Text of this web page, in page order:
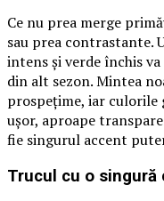
Ce nu prea merge
sau prea contrastante.
intens și verde închis
din alt sezon. Mintea
prospețime, iar culorile
ușor, aproape
fie singurul accent
Trucul cu o singură